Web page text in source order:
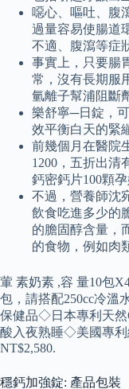
噁心、嘔吐、腹
過量容易使腸道
不適、腹瀉等症
事實上，只要腸
常，沒有長期服
氫離子幫浦阻斷
樂舒寧─日錠，
效平衡白天的緊
前幾個月在醫院
1200，五折出清
鈣密鈣片100顆
不過，營養師沈
飲食吃進多少的
的膽固醇含量，
的食物，例如肉
葷 素奶素 ,容 量10包
包，請搭配250cc冷溫
保健品◇日本專利天
酸入夜熟睡◇美國專利
NT$2,580.
穩鈣加強錠: 產品包裝